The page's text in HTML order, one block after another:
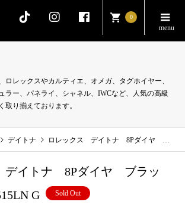
0
ロレックスやカルティエ、オメガ、タグホイヤー、
ラー、パネライ、シャネル、IWCなど、人気の高級
取り揃えております。
デイトナ ロレックス デイトナ 8Pダイヤ ブラック Ref.116515LN G
デイトナ 8Pダイヤ ブラッ
G
Sold Out